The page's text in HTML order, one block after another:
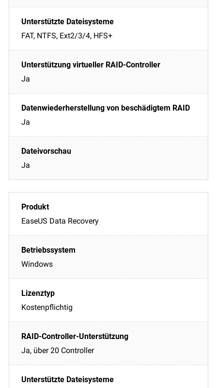
FAT, NTFS, Ext2/3/4, HFS+
Ja
Ja
Ja
EaseUS Data Recovery
Windows
Kostenpflichtig
Ja, über 20 Controller